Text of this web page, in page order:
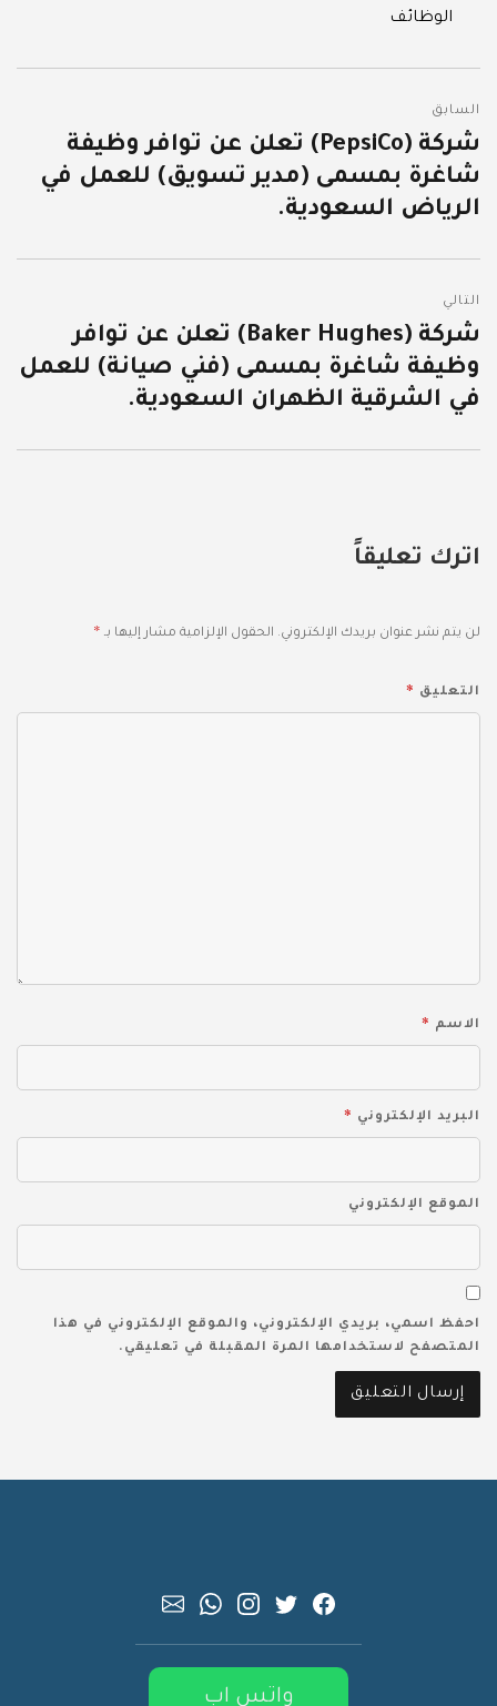
Categories
الوظائف
المقالات
السابق
المقالة
السابقة:
شركة (PepsiCo) تعلن عن توافر وظيفة
شاغرة بمسمى (مدير تسويق) للعمل في
الرياض السعودية.
التالي
المقالة
التالية:
شركة (Baker Hughes) تعلن عن توافر
وظيفة شاغرة بمسمى (فني صيانة) للعمل
في الشرقية الظهران السعودية.
اترك تعليقاً
لن يتم نشر عنوان بريدك الإلكتروني. الحقول الإلزامية مشار إليها بـ *
التعليق *
الاسم *
البريد الإلكتروني *
الموقع الإلكتروني
احفظ اسمي، بريدي الإلكتروني، والموقع الإلكتروني في هذا
المتصفح لاستخدامها المرة المقبلة في تعليقي.
واتس اب